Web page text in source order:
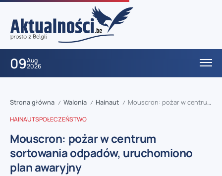
09Aug
2026
Strona główna / Walonia / Hainaut / Mouscron: pożar w centrum sortowania odpadów, uruchomiono plan awaryjny
HAINAUTSPOŁECZEŃSTWO
Mouscron: pożar w centrum
sortowania odpadów, uruchomiono
plan awaryjny